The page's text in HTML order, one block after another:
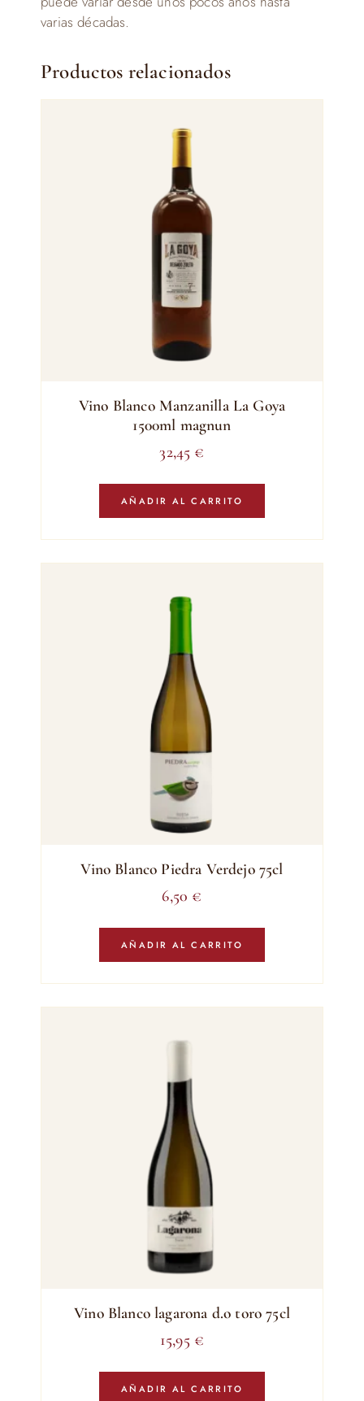
varias décadas.
Productos relacionados
Vino Blanco Manzanilla La Goya
1500ml magnun
32,45 €
AÑADIR AL CARRITO
Vino Blanco Piedra Verdejo 75cl
6,50 €
AÑADIR AL CARRITO
Vino Blanco lagarona d.o toro 75cl
15,95 €
AÑADIR AL CARRITO